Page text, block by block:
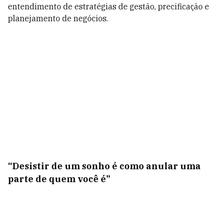
entendimento de estratégias de gestão, precificação e
planejamento de negócios.
“Desistir de um sonho é como anular uma
parte de quem você é”